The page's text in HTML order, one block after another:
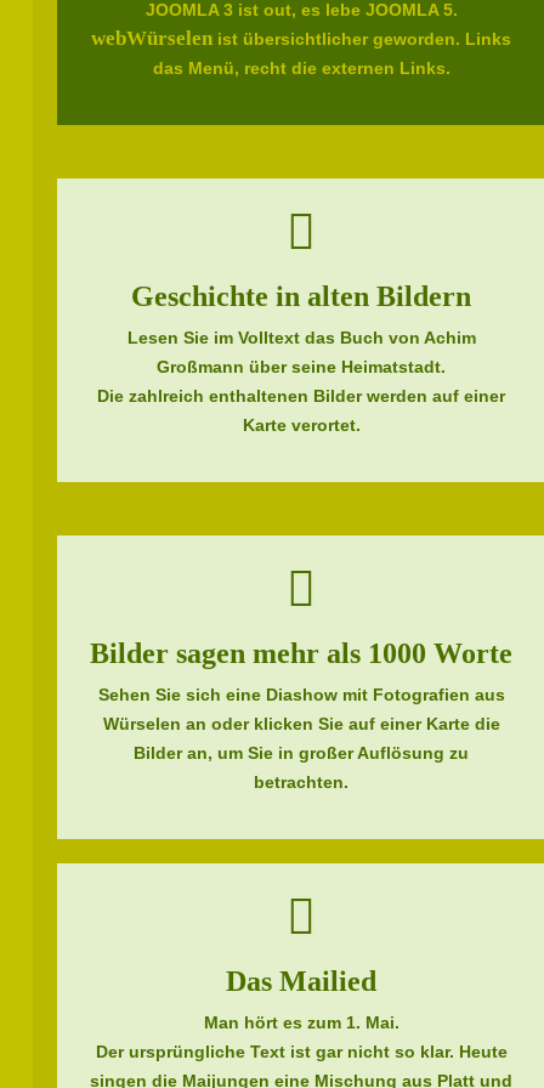
JOOMLA 3 ist out, es lebe JOOMLA 5.
webWürselen ist übersichtlicher geworden. Links
das Menü, recht die externen Links.
Geschichte in alten Bildern
Lesen Sie im Volltext das Buch von Achim
Großmann über seine Heimatstadt.
Die zahlreich enthaltenen Bilder werden auf einer
Karte verortet.
Bilder sagen mehr als 1000 Worte
Sehen Sie sich eine Diashow mit Fotografien aus
Würselen an oder klicken Sie auf einer Karte die
Bilder an, um Sie in großer Auflösung zu
betrachten.
Das Mailied
Man hört es zum 1. Mai.
Der ursprüngliche Text ist gar nicht so klar. Heute
singen die Maijungen eine Mischung aus Platt und